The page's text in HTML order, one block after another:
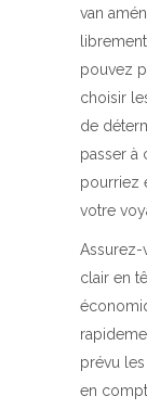
van
pouvez
choisir
de
passer à
pourriez
votre
Assurez-
clair en
prévu
en